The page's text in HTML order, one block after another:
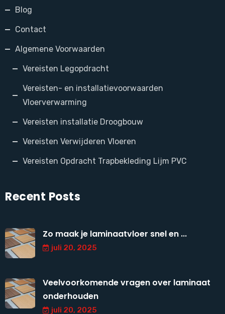
Blog
Contact
Algemene Voorwaarden
Vereisten Legopdracht
Vereisten- en installatievoorwaarden
Vloerverwarming
Vereisten installatie Droogbouw
Vereisten Verwijderen Vloeren
Vereisten Opdracht Trapbekleding Lijm PVC
Recent Posts
Zo maak je laminaatvloer snel en ...
juli 20, 2025
Veelvoorkomende vragen over laminaat
onderhouden
juli 20, 2025